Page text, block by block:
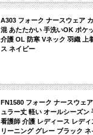
A303 フォーク ナースウェア
混 あたたかい 手洗いOK ポケ
介護 OL 防寒 Vネック 羽織 上
ス ネイビー
FN1580 フォーク ナースウェ
ュラー丈 軽い オールシーズン
看護師 介護 レディース レデ
リーニング グレー ブラック ネ